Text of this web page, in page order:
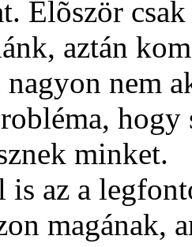
Elõször
aztán
nem
hogy
minket.
is az a
magának,